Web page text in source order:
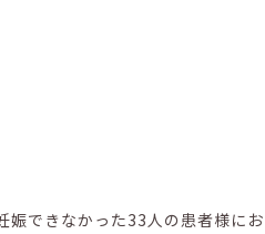
できなかった33人の患者様に